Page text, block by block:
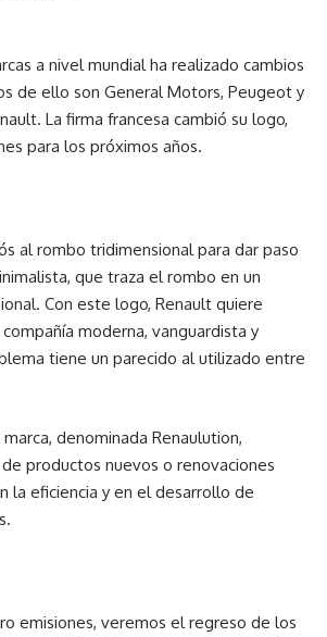
a nivel mundial ha realizado cambios
de ello son General Motors, Peugeot y
La firma francesa cambió su logo,
para los próximos años.
al rombo tridimensional para dar paso
que traza el rombo en un
Con este logo, Renault quiere
moderna, vanguardista y
tiene un parecido al utilizado entre
denominada Renaulution,
productos nuevos o renovaciones
la eficiencia y en el desarrollo de
emisiones, veremos el regreso de los